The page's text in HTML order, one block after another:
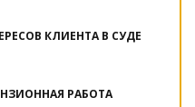
КЛИЕНТА В СУДЕ
РАБОТА